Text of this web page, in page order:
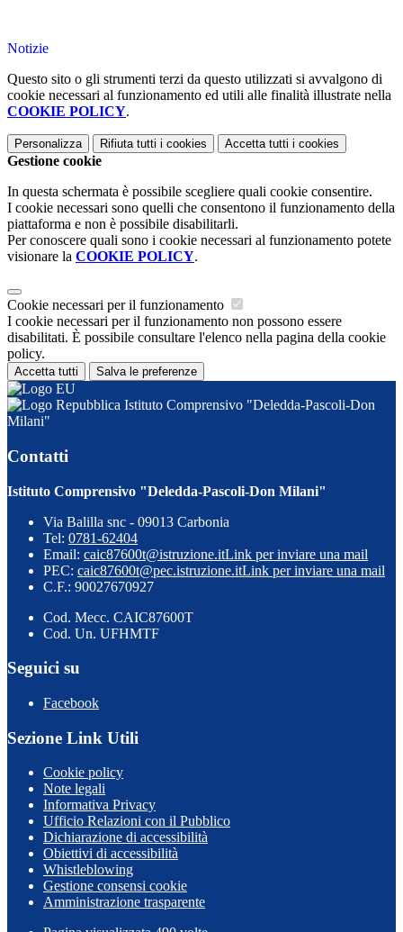
Notizie
Questo sito o gli strumenti terzi da questo utilizzati si avvalgono di
cookie necessari al funzionamento ed utili alle finalità illustrate nella
COOKIE POLICY.
Personalizza Rifiuta tutti i cookies Accetta tutti i cookies
Gestione cookie
In questa schermata è possibile scegliere quali cookie consentire.
I cookie necessari sono quelli che consentono il funzionamento della
piattaforma e non è possibile disabilitarli.
Per conoscere quali sono i cookie necessari al funzionamento potete
visionare la COOKIE POLICY.
Cookie necessari per il funzionamento
I cookie necessari per il funzionamento non possono essere
disabilitati. È possibile consultare l'elenco nella pagina della cookie
policy.
Accetta tutti Salva le preferenze
Istituto Comprensivo "Deledda-Pascoli-Don
Milani"
Contatti
Istituto Comprensivo "Deledda-Pascoli-Don Milani"
Via Balilla snc - 09013 Carbonia
Tel: 0781-62404
Email: caic87600t@istruzione.itLink per inviare una mail
PEC: caic87600t@pec.istruzione.itLink per inviare una mail
C.F.: 90027670927
Cod. Mecc. CAIC87600T
Cod. Un. UFHMTF
Seguici su
Facebook
Sezione Link Utili
Cookie policy
Note legali
Informativa Privacy
Ufficio Relazioni con il Pubblico
Dichiarazione di accessibilità
Obiettivi di accessibilità
Whistleblowing
Gestione consensi cookie
Amministrazione trasparente